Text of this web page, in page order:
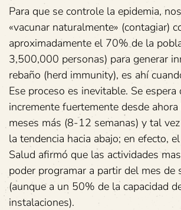
Para que se controle la epidemia,
«vacunar naturalmente» (contagiar)
aproximadamente el 70% de la
3,500,000 personas) para generar
rebaño (herd immunity), es ahí
Ese proceso es inevitable. Se
incremente fuertemente desde
meses más (8-12 semanas) y tal
la tendencia hacia abajo; en efecto,
Salud afirmó que las actividades
poder programar a partir del mes de
(aunque a un 50% de la capacidad
instalaciones).